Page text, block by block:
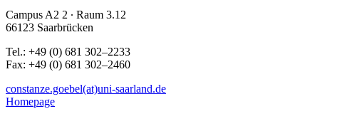
Campus A2 2 ∙ Raum 3.12
66123 Saarbrücken
Tel.: +49 (0) 681 302–2233
Fax: +49 (0) 681 302–2460
constanze.goebel(at)uni-saarland.de
Homepage